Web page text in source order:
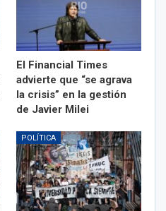
El Financial Times
advierte que “se agrava
la crisis” en la gestión
de Javier Milei
POLÍTICA